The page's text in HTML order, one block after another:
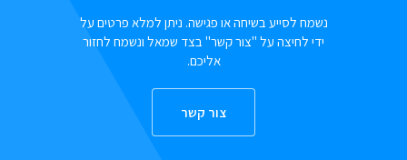
נשמח לסייע בשיחה או פגישה. ניתן למלא פרטים על
ידי לחיצה על "צור קשר" בצד שמאל ונשמח לחזור
אליכם.
צור קשר